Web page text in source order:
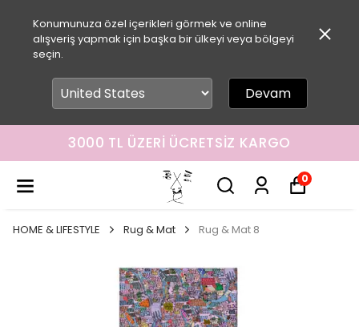
Konumunuza özel içerikleri görmek ve online
alışveriş yapmak için başka bir ülkeyi veya bölgeyi
seçin.
Devam
3000 TL ÜZERI ÜCRETSIZ KARGO
0
HOME & LIFESTYLE Rug & Mat Rug & Mat 8